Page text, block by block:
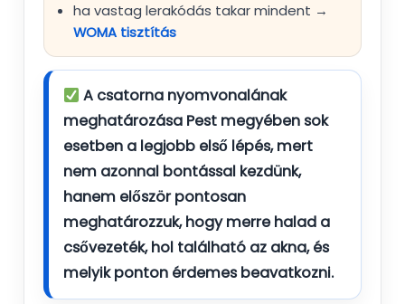
ha vastag lerakódás takar mindent →
WOMA tisztítás
A csatorna nyomvonalának
meghatározása Pest megyébensok
esetben a legjobb első lépés, mert
nem azonnal bontással kezdünk,
hanem először pontosan
meghatározzuk, hogymerre halad a
csővezeték, hol található az akna, és
melyik ponton érdemes beavatkozni.